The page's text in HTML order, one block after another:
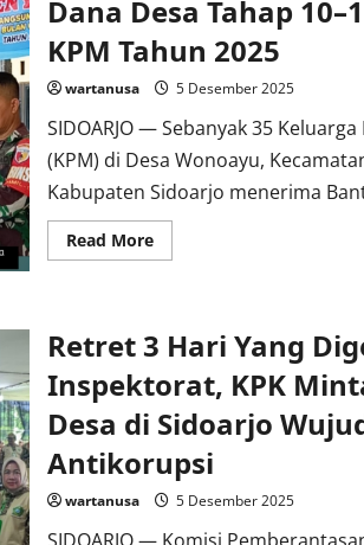
Dana Desa Tahap
KPM Tahun 2025
wartanusa 5 Desember 2025
SIDOARJO — Sebanyak 35
(KPM) di Desa Wonoayu,
Kabupaten Sidoarjo menerima
Read MoreRead
more
BLT
Dana
Tahap
12
kepada
35
KPM
Tahun
2025
Retret 3 Hari Yang
Inspektorat, KPK
Desa di Sidoarjo
Antikorupsi
wartanusa 5 Desember 2025